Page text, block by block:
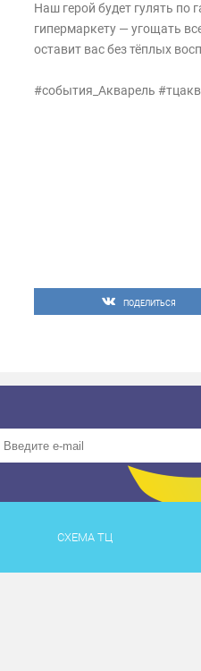
Наш герой будет гулять по
гипермаркету — угощать
оставит вас без тёплых
#события_Акварель
ПОДЕЛИТЬСЯ
СХЕМА ТЦ